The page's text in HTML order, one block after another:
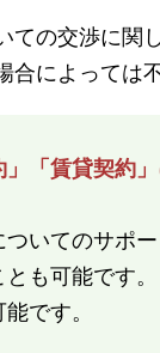
の交渉に関
合によっては
「賃貸契約
いてのサポ
も可能です
です。